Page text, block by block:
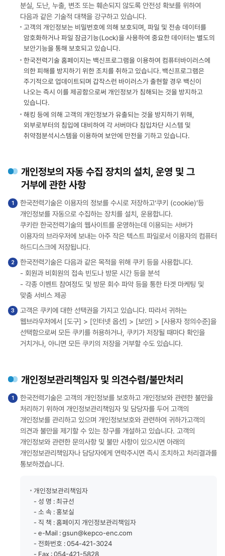
분실, 도난, 누출, 변조 또는 훼손되지 않도록 안전성 확보를 위하여
다음과 같은 기술적 대책을 강구하고 있습니다.
고객의 개인정보는 비밀번호에 의해 보호되며, 파일 및 전송 데이터를
암호화하거나 파일 잠금기능(Lock)을 사용하여 중요한 데이터는 별도의
보안기능을 통해 보호되고 있습니다.
한국전력기술 홈페이지는 백신프로그램을 이용하여 컴퓨터바이러스에
의한 피해를 방지하기 위한 조치를 취하고 있습니다. 백신프로그램은
주기적으로 업데이트되며 갑작스런 바이러스가 출현할 경우 백신이
나오는 즉시 이를 제공함으로써 개인정보가 침해되는 것을 방지하고
있습니다.
해킹 등에 의해 고객의 개인정보가 유출되는 것을 방지하기 위해,
외부로부터의 침입에 대비하여 각 서버마다 침입차단 시스템 및
취약점분석시스템을 이용하여 보안에 만전을 기하고 있습니다.
개인정보의 자동 수집 장치의 설치, 운영 및 그
거부에 관한 사항
한국전력기술은 이용자의 정보를 수시로 저장하고‘쿠키 (cookie)’등
개인정보를 자동으로 수집하는 장치를 설치, 운용합니다.
쿠키란 한국전력기술의 웹사이트를 운영하는데 이용되는 서버가
이용자의 브라우저에 보내는 아주 작은 텍스트 파일로서 이용자의 컴퓨터
하드디스크에 저장됩니다.
한국전력기술은 다음과 같은 목적을 위해 쿠키 등을 사용합니다.
- 회원과 비회원의 접속 빈도나 방문 시간 등을 분석
- 각종 이벤트 참여정도 및 방문 회수 파악 등을 통한 타겟 마케팅 및
맞춤 서비스 제공
고객은 쿠키에 대한 선택권을 가지고 있습니다. 따라서 귀하는
웹브라우저에서 [도구] > [인터넷 옵션] > [보안] > [사용자 정의수준]을
선택함으로써 모든 쿠키를 허용하거나, 쿠키가 저장될 때마다 확인을
거치거나, 아니면 모든 쿠키의 저장을 거부할 수도 있습니다.
개인정보관리책임자 및 의견수렴/불만처리
한국전력기술은 고객의 개인정보를 보호하고 개인정보와 관련한 불만을
처리하기 위하여 개인정보관리책임자 및 담당자를 두어 고객의
개인정보를 관리하고 있으며 개인정보보호와 관련하여 귀하가고객의
의견과 불만을 제기할 수 있는 창구를 개설하고 있습니다. 고객의
개인정보와 관련한 문의사항 및 불만 사항이 있으시면 아래의
개인정보관리책임자나 담당자에게 연락주시면 즉시 조치하고 처리결과를
통보하겠습니다.
개인정보관리책임자
- 성 명 : 최규선
- 소 속 : 홍보실
- 직 책 : 홈페이지 개인정보관리책임자
- e-Mail : gsun@kepco-enc.com
- 전화번호 : 054-421-3024
- Fax : 054-421-5828